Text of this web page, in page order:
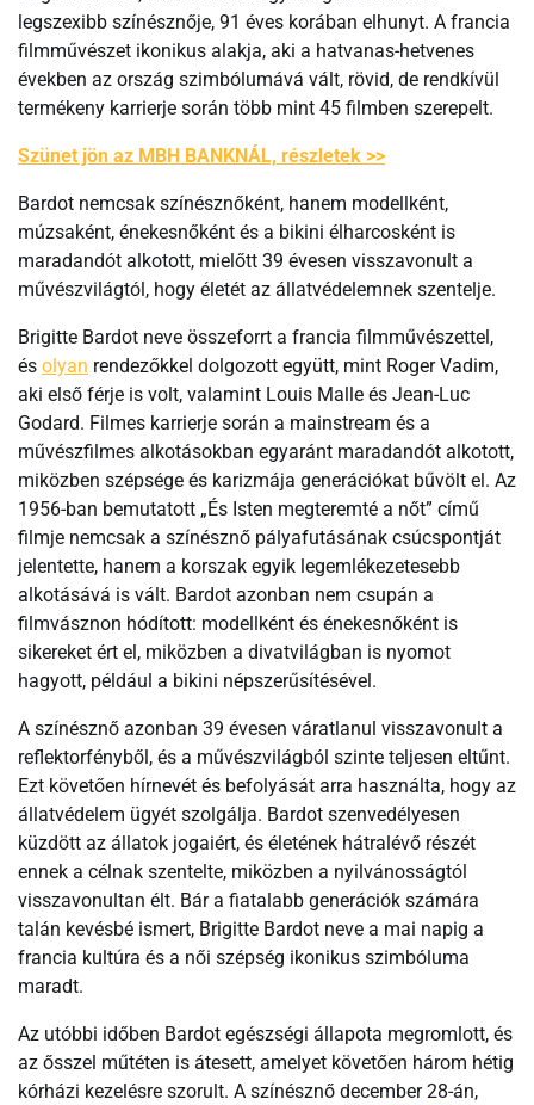
legszexibb színésznője, 91 éves korában elhunyt. A francia
filmművészet ikonikus alakja, aki a hatvanas-hetvenes
években az ország szimbólumává vált, rövid, de rendkívül
termékeny karrierje során több mint 45 filmben szerepelt.
Szünet jön az MBH BANKNÁL, részletek >>
Bardot nemcsak színésznőként, hanem modellként,
múzsaként, énekesnőként és a bikini élharcosként is
maradandót alkotott, mielőtt 39 évesen visszavonult a
művészvilágtól, hogy életét az állatvédelemnek szentelje.
Brigitte Bardot neve összeforrt a francia filmművészettel,
és olyan rendezőkkel dolgozott együtt, mint Roger Vadim,
aki első férje is volt, valamint Louis Malle és Jean-Luc
Godard. Filmes karrierje során a mainstream és a
művészfilmes alkotásokban egyaránt maradandót alkotott,
miközben szépsége és karizmája generációkat bűvölt el. Az
1956-ban bemutatott „És Isten megteremté a nőt” című
filmje nemcsak a színésznő pályafutásának csúcspontját
jelentette, hanem a korszak egyik legemlékezetesebb
alkotásává is vált. Bardot azonban nem csupán a
filmvásznon hódított: modellként és énekesnőként is
sikereket ért el, miközben a divatvilágban is nyomot
hagyott, például a bikini népszerűsítésével.
A színésznő azonban 39 évesen váratlanul visszavonult a
reflektorfényből, és a művészvilágból szinte teljesen eltűnt.
Ezt követően hírnevét és befolyását arra használta, hogy az
állatvédelem ügyét szolgálja. Bardot szenvedélyesen
küzdött az állatok jogaiért, és életének hátralévő részét
ennek a célnak szentelte, miközben a nyilvánosságtól
visszavonultan élt. Bár a fiatalabb generációk számára
talán kevésbé ismert, Brigitte Bardot neve a mai napig a
francia kultúra és a női szépség ikonikus szimbóluma
maradt.
Az utóbbi időben Bardot egészségi állapota megromlott, és
az ősszel műtéten is átesett, amelyet követően három hétig
kórházi kezelésre szorult. A színésznő december 28-án,